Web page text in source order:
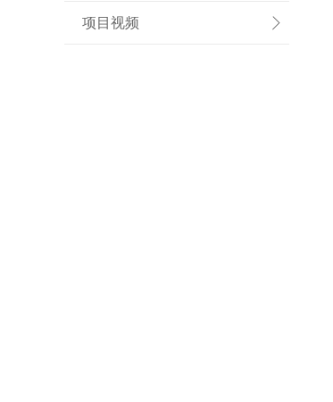
项目视频